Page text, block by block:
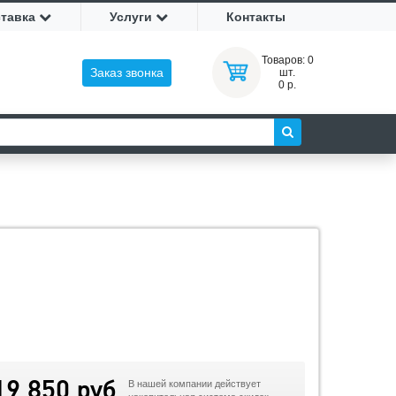
Услуги Контакты
Заказ звонка
Товаров: 0
шт.
0 р.
В нашей компании действует